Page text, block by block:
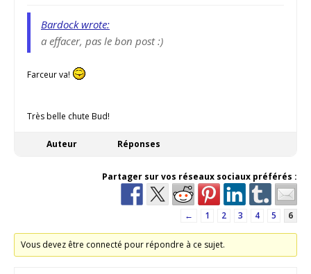
Bardock wrote:
a effacer, pas le bon post :)
Farceur va!
Très belle chute Bud!
Auteur Réponses
Partager sur vos réseaux sociaux préférés :
← 1 2 3 4 5 6
Vous devez être connecté pour répondre à ce sujet.